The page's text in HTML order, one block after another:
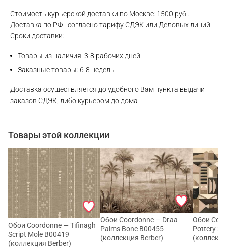
Стоимость курьерской доставки по Москве: 1500 руб..
Доставка по РФ - согласно тарифу СДЭК или Деловых линий.
Сроки доставки:
Товары из наличия: 3-8 рабочих дней
Заказные товары: 6-8 недель
Доставка осуществляется до удобного Вам пункта выдачи
заказов СДЭК, либо курьером до дома
Товары этой коллекции
Обои Coordonne — Tifinagh
Script Mole B00419
(коллекция Berber)
Обои Coordonne — Draa
Palms Bone B00455
(коллекция Berber)
Обои
Pottery